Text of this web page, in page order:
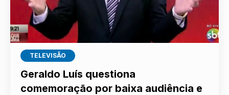
TELEVISÃO
Geraldo Luís questiona
comemoração por baixa audiência e